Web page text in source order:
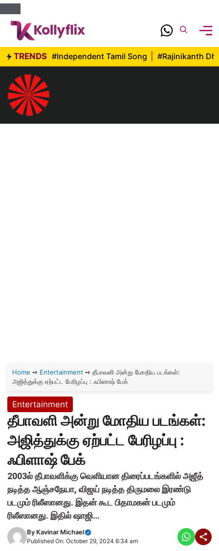
Skip
content
TRENDS #Independent Tamil Song #Rajinikanth
Home ➺ Entertainment ➺ தீபாவளி அன்று மோதிய படங்கள்:
அஜித்துக்கு ஏற்பட்ட பேரிழப்பு : ஃபிளாஷ் பேக்
Entertainment
தீபாவளி அன்று மோதிய படங்கள்:
அஜித்துக்கு ஏற்பட்ட பேரிழப்பு :
ஃபிளாஷ் பேக்
2003ல் தீபாவளிக்கு வெளியான திரைப்படங்களில் அஜீத்
நடித்த ஆஞ்சநேயா, விஜய் நடித்த திருமலை இரண்டு
படமும் ரிலீஸானது. இதன் கூட பிதாமகன் படமும்
ரிலீஸானது. இதில் ஷாஜி…
By Kavinar Michael
Published On: October 29, 2024 6:34 am